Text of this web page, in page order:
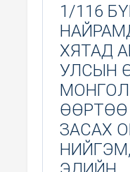
1/116
ХЯТАД
УЛСЫН
ӨӨРТӨӨ
ЗАСАХ
НИЙГЭМ,